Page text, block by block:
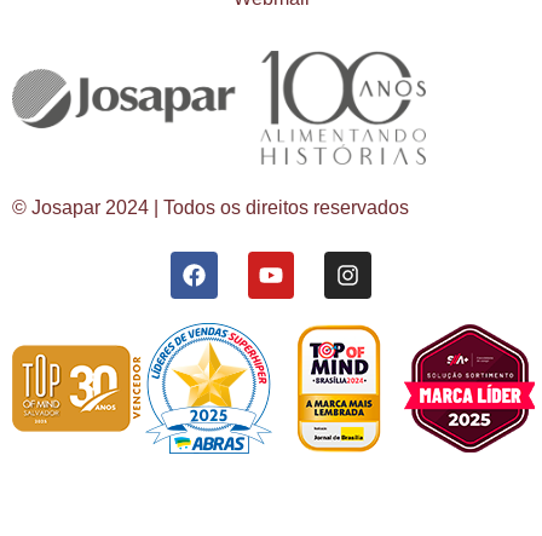
© Josapar 2024 | Todos os direitos reservados